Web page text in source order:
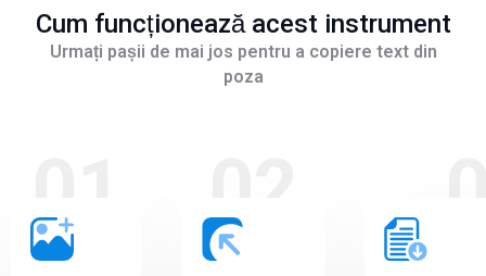
Cum funcționează acest instrument
Urmați pașii de mai jos pentru a copiere text din
poza